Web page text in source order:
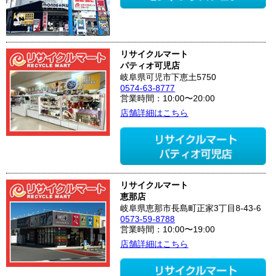
リサイクルマート
パティオ可児店
岐阜県可児市下恵土5750
0574-63-8777
営業時間：10:00〜20:00
店舗詳細はこちら
リサイクルマート
恵那店
岐阜県恵那市長島町正家3丁目8-43-6
0573-59-8788
営業時間：10:00〜19:00
店舗詳細はこちら